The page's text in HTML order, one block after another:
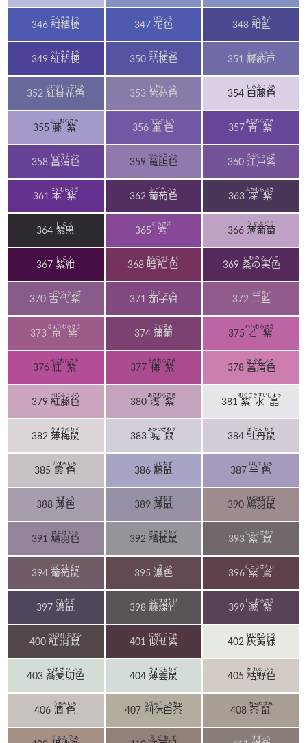
346 紺桔梗
こんききょう
347 花色
はないろ
348 紺藍
こんあい
349紅桔梗
べにききょう
350 桔梗色
ききょういろ
351 藤納戸
ふじなんど
352紅掛花色
べにかけはないろ
353 紫苑色
しおんいろ
354 白藤色
しらふじいろ
355 藤紫
ふじむらさき
356 菫色
すみれいろ
357 青紫
あおむらさき
358 菖蒲色
しょうぶいろ
359 竜胆色
りんどういろ
360 江戸紫
えどむらさき
361 本紫
ほんむらさき
362 葡萄色
ぶどういろ
363 深紫
ふかむらさき
364 紫黒
しこく
365 紫
むらさき
366 薄葡萄
うすぶどう
367 紫紺
しこん
368 暗紅色
あんこうしょく
369 桑の実色
くわのみいろ
370 古代紫
こだいむらさき
371 茄子紺
なすこん
372 二藍
ふたあい
373 京紫
きょうむらさき
374 蒲葡
えびぞめ
375 若紫
わかむらさき
376 紅紫
べにむらさき
377 梅紫
うめむらさき
378 菖蒲色
あやめいろ
379紅藤色
べにふじいろ
380 浅紫
あさむらさき
381 紫水晶
むらさきすいしょう
382薄梅鼠
うすうめねず
383 暁鼠
あかつきねず
384 牡丹鼠
ぼたんねず
385 霞色
かすみいろ
386 藤鼠
ふじねず
387 半色
はしたいろ
388 薄色
うすいろ
389 薄鼠
うすねず
390 鳩羽鼠
はとばねずみ
391鳩羽色
はとばいろ
392 桔梗鼠
ききょうねず
393 紫鼠
むらさきねず
394葡萄鼠
ぶどうねずみ
395 濃色
こきいろ
396 紫鳶
むらさきとび
397 濃鼠
こいねず
398 藤煤竹
ふじすすたけ
399 滅紫
けしむらさき
400紅消鼠
べにけしねずみ
401 似せ紫
にせむらさき
402 灰黄緑
はいきみどり
403蕎麦切色
そばきりいろ
404 薄雲鼠
うすくもねず
405 枯野色
かれのいろ
406 潤色
うるみいろ
407 利休白茶
りきゅうしろちゃ
408 茶鼠
ちゃねずみ
くるみぞめ えどねず すすいろ